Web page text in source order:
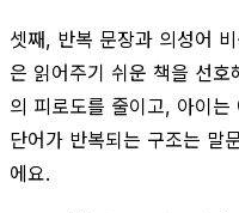
셋째, 반복 문장과 의성어
은 읽어주기 쉬운 책을 선
의 피로도를 줄이고, 아이
단어가 반복되는 구조는 말
에요.